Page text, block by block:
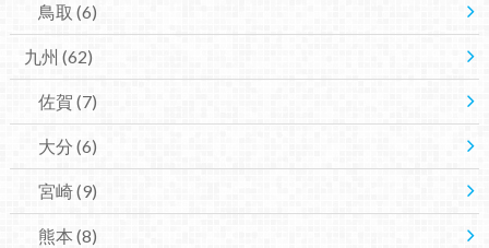
鳥取 (6)
九州 (62)
佐賀 (7)
大分 (6)
宮崎(9)
熊本 (8)